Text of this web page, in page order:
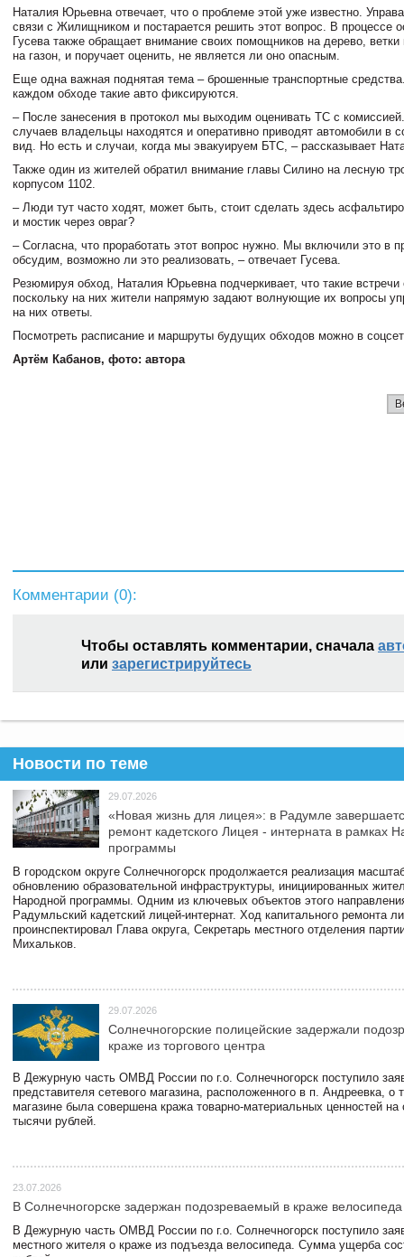
Наталия Юрьевна отвечает, что о проблеме этой уже известно.
связи с Жилищником и постарается решить этот вопрос. В процессе
Гусева также обращает внимание своих помощников на дерево, ветки
на газон, и поручает оценить, не является ли оно опасным.
Еще одна важная поднятая тема – брошенные транспортные
каждом обходе такие авто фиксируются.
– После занесения в протокол мы выходим оценивать ТС с
случаев владельцы находятся и оперативно приводят автомобили в
вид. Но есть и случаи, когда мы эвакуируем БТС, – рассказывает
Также один из жителей обратил внимание главы Силино на лесную
корпусом 1102.
– Люди тут часто ходят, может быть, стоит сделать здесь
и мостик через овраг?
– Согласна, что проработать этот вопрос нужно. Мы включили это в
обсудим, возможно ли это реализовать, – отвечает Гусева.
Резюмируя обход, Наталия Юрьевна подчеркивает, что такие
поскольку на них жители напрямую задают волнующие их вопросы
на них ответы.
Посмотреть расписание и маршруты будущих обходов можно в
Артём Кабанов, фото: автора
Комментарии (0):
Чтобы оставлять комментарии, сначала
или зарегистрируйтесь
Новости по теме
29.07.2026
«Новая жизнь для лицея»: в Радумле
ремонт кадетского Лицея - интерната в рамках
программы
В городском округе Солнечногорск продолжается реализация
обновлению образовательной инфраструктуры, инициированных
Народной программы. Одним из ключевых объектов этого
Радумльский кадетский лицей-интернат. Ход капитального ремонта
проинспектировал Глава округа, Секретарь местного отделения
Михальков.
29.07.2026
Солнечногорские полицейские задержали
краже из торгового центра
В Дежурную часть ОМВД России по г.о. Солнечногорск поступило
представителя сетевого магазина, расположенного в п. Андреевка, о
магазине была совершена кража товарно-материальных ценностей
тысячи рублей.
23.07.2026
В Солнечногорске задержан подозреваемый в краже велосипеда
В Дежурную часть ОМВД России по г.о. Солнечногорск поступило
местного жителя о краже из подъезда велосипеда. Сумма ущерба